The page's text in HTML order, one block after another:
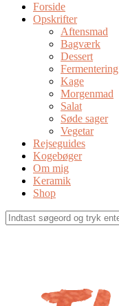
Forside
Opskrifter
Aftensmad
Bagværk
Dessert
Fermentering
Kage
Morgenmad
Salat
Søde sager
Vegetar
Rejseguides
Kogebøger
Om mig
Keramik
Shop